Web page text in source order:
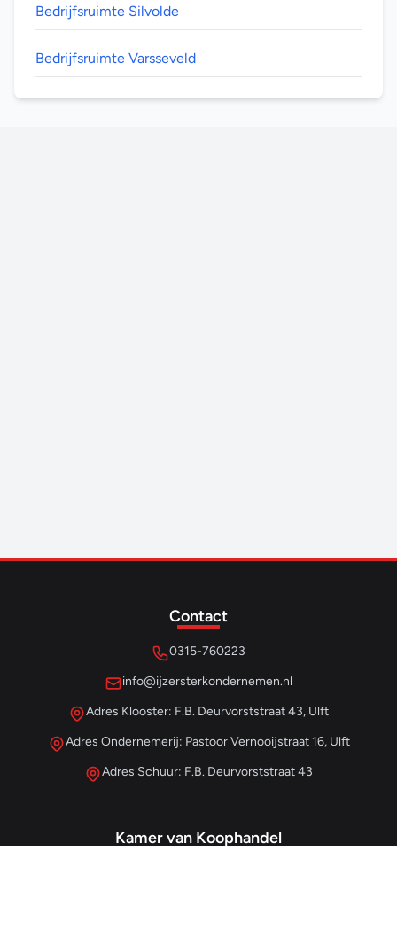
Bedrijfsruimte Silvolde
Bedrijfsruimte Varsseveld
Contact
0315-760223
info@ijzersterkondernemen.nl
Adres Klooster: F.B. Deurvorststraat 43, Ulft
Adres Ondernemerij: Pastoor Vernooijstraat 16, Ulft
Adres Schuur: F.B. Deurvorststraat 43
Kamer van Koophandel